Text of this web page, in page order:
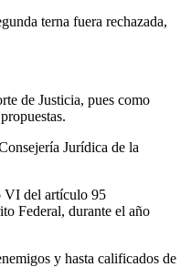
terna fuera rechazada,
de Justicia, pues como
Jurídica de la
VI del artículo 95
Federal, durante el año
y hasta calificados de